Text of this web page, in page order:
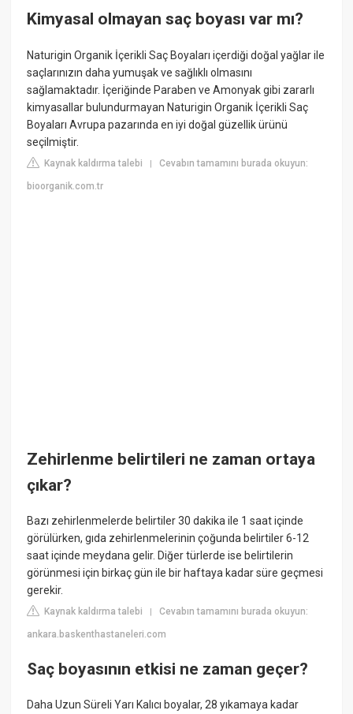
Kimyasal olmayan saç boyası var mı?
Naturigin Organik İçerikli Saç Boyaları içerdiği doğal yağlar ile
saçlarınızın daha yumuşak ve sağlıklı olmasını
sağlamaktadır. İçeriğinde Paraben ve Amonyak gibi zararlı
kimyasallar bulundurmayan Naturigin Organik İçerikli Saç
Boyaları Avrupa pazarında en iyi doğal güzellik ürünü
seçilmiştir.
Kaynak kaldırma talebi |Cevabın tamamını burada okuyun:
bioorganik.com.tr
Zehirlenme belirtileri ne zaman ortaya
çıkar?
Bazı zehirlenmelerde belirtiler 30 dakika ile 1 saat içinde
görülürken, gıda zehirlenmelerinin çoğunda belirtiler 6-12
saat içinde meydana gelir. Diğer türlerde ise belirtilerin
görünmesi için birkaç gün ile bir haftaya kadar süre geçmesi
gerekir.
Kaynak kaldırma talebi |Cevabın tamamını burada okuyun:
ankara.baskenthastaneleri.com
Saç boyasının etkisi ne zaman geçer?
Daha Uzun Süreli Yarı Kalıcı boyalar, 28 yıkamaya kadar